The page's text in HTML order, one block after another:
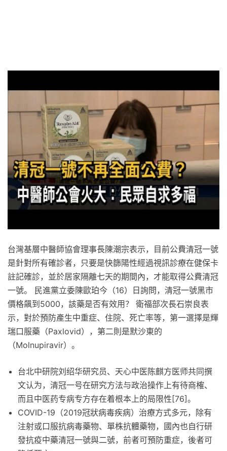
台灣基層中醫師協會理事長陳潮宗表示，目前公費清冠一號
是針對所有確診者，只要是快篩陽性經過視訊診療在健保卡
註記確診，並於居家隔離七天的期間內，才能取得公費清冠
一號。 民進黨立委陳歐珀今（16）日詢問，清冠一號黑市
價格飆到5000，該藥是否有效用？ 衛福部次長石崇良表
示，對於預防產生中重症、住院、死亡率等，第一選擇是輝
瑞口服藥（Paxlovid），第二則是默沙東的
（Molnupiravir）。
台北中研院刘绍华研究员、天心中医陈麒方医师共同撰
文认为，清冠一号在研究方法与政治操作上有待商榷、
而且中医药专病专方存在着根本上的局限性[76]。
COVID-19（2019冠狀病毒疾病）治療方式多元，除有
注射或口服抗病毒藥物、單株抗體藥物，國內也自行研
發抗疫中藥清冠一號與二號，前者可預防重症，後者可